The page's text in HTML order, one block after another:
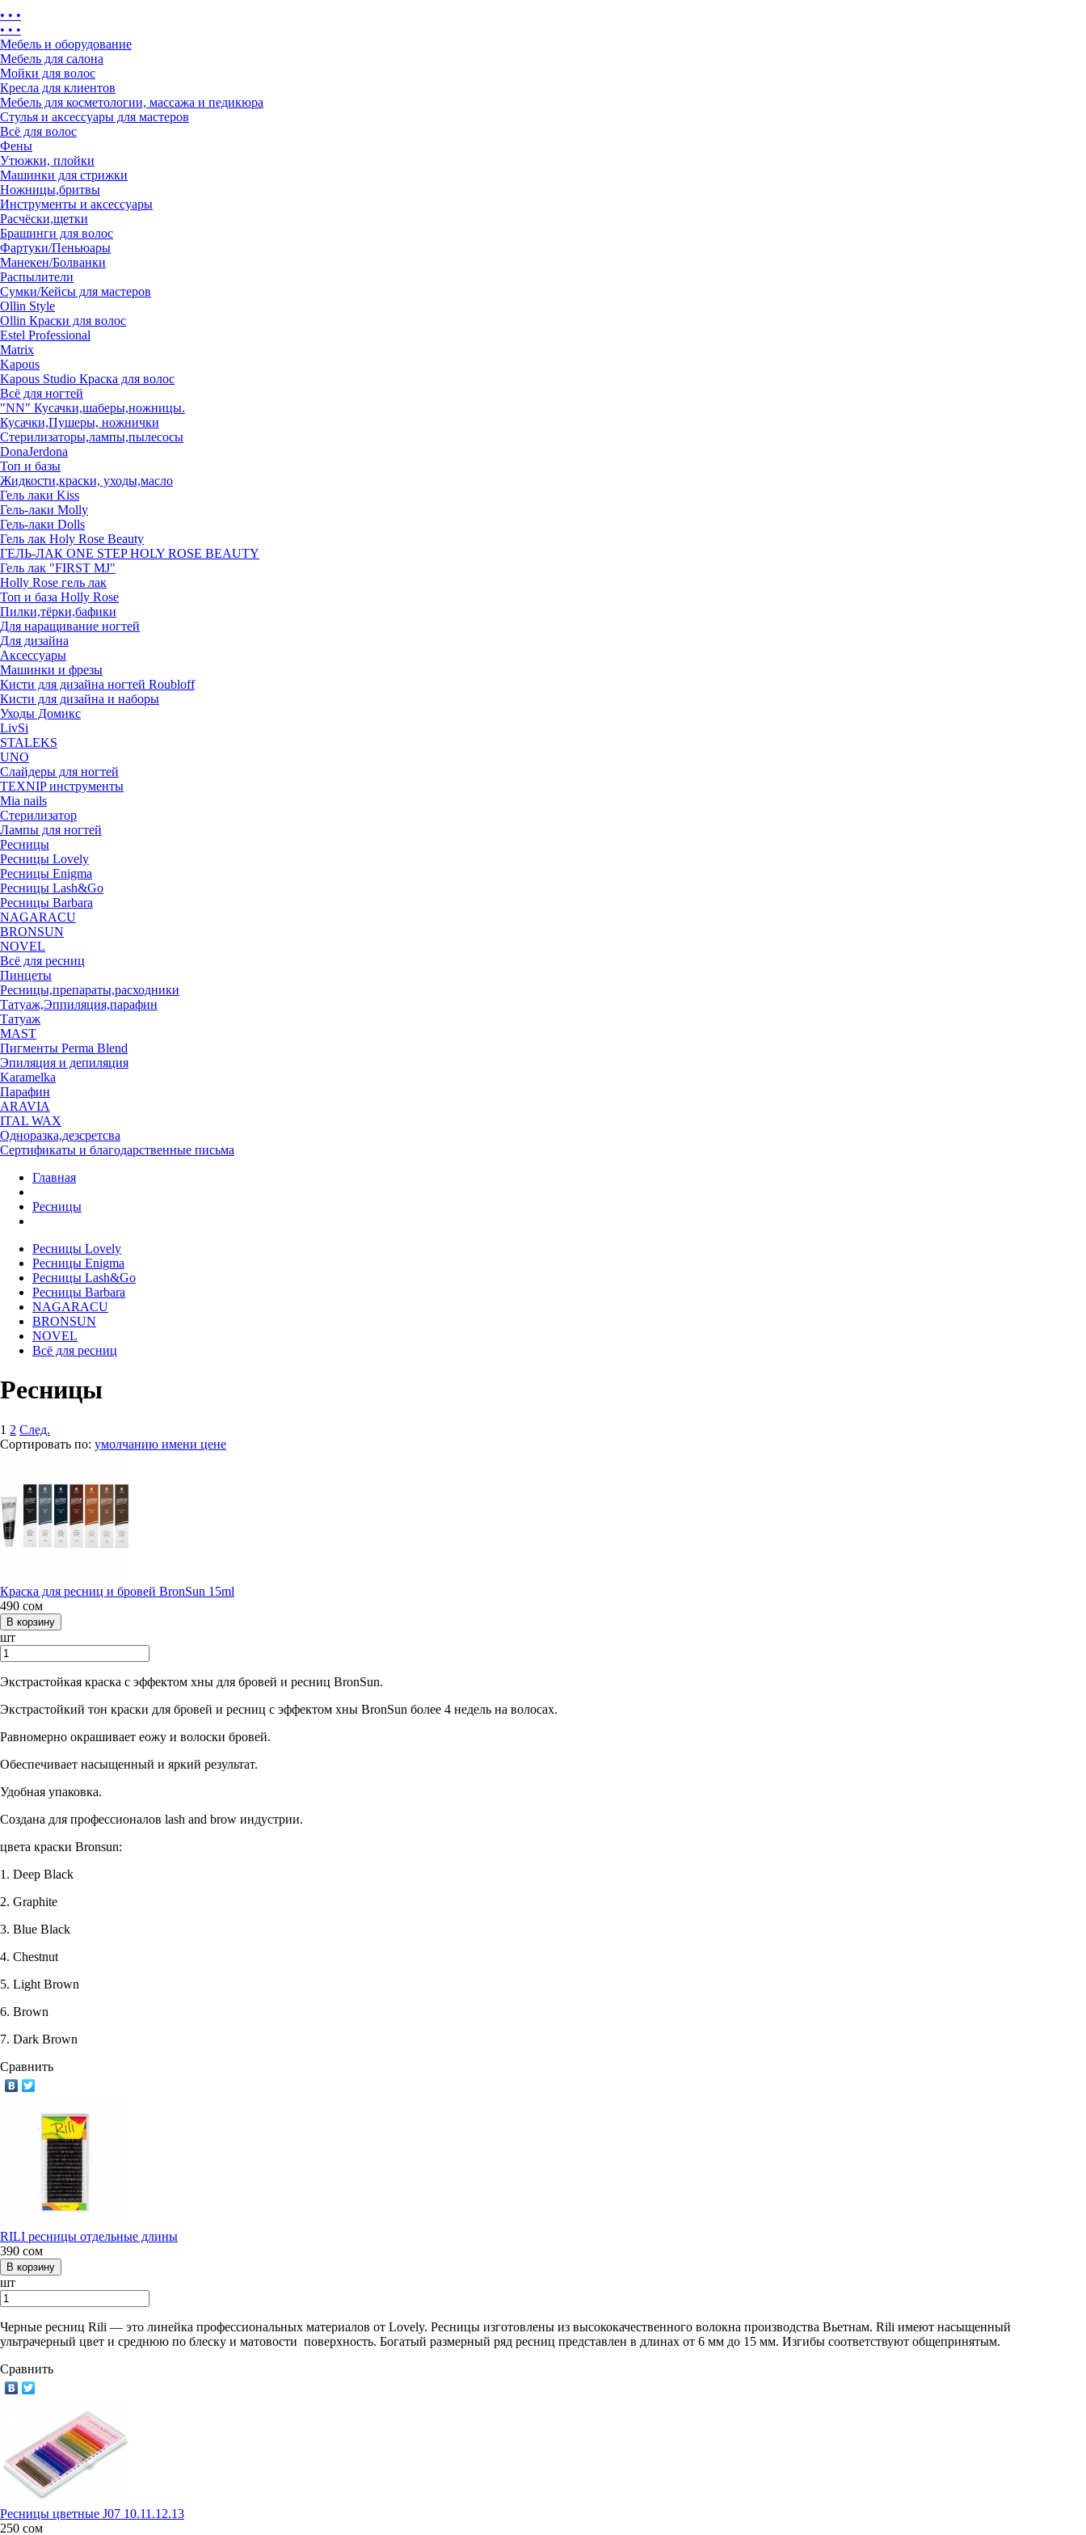
• • •
• • •
Мебель и оборудование
Мебель для салона
Мойки для волос
Кресла для клиентов
Мебель для косметологии, массажа и педикюра
Стулья и аксессуары для мастеров
Всё для волос
Фены
Утюжки, плойки
Машинки для стрижки
Ножницы,бритвы
Инструменты и аксессуары
Расчёски,щетки
Брашинги для волос
Фартуки/Пеньюары
Манекен/Болванки
Распылители
Сумки/Кейсы для мастеров
Ollin Style
Ollin Краски для волос
Estel Professional
Matrix
Kapous
Kapous Studio Краска для волос
Всё для ногтей
"NN" Кусачки,шаберы,ножницы.
Кусачки,Пушеры, ножнички
Стерилизаторы,лампы,пылесосы
DonaJerdona
Топ и базы
Жидкости,краски, уходы,масло
Гель лаки Kiss
Гель-лаки Molly
Гель-лаки Dolls
Гель лак Holy Rose Beauty
ГЕЛЬ-ЛАК ONE STEP HOLY ROSE BEAUTY
Гель лак "FIRST MJ"
Нolly Rose гель лак
Топ и база Нolly Rose
Пилки,тёрки,бафики
Для наращивание ногтей
Для дизайна
Аксессуары
Машинки и фрезы
Кисти для дизайна ногтей Roubloff
Кисти для дизайна и наборы
Уходы Домикс
LivSi
STALEKS
UNO
Слайдеры для ногтей
TEXNIP инструменты
Mia nails
Стерилизатор
Лампы для ногтей
Ресницы
Ресницы Lovely
Ресницы Enigma
Ресницы Lash&Go
Ресницы Barbara
NAGARACU
BRONSUN
NOVEL
Всё для ресниц
Пинцеты
Ресницы,препараты,расходники
Татуаж,Эппиляция,парафин
Татуаж
MAST
Пигменты Perma Blend
Эпиляция и депиляция
Karamelka
Парафин
ARAVIA
ITAL WAX
Одноразка,дезсретсва
Сертификаты и благодарственные письма
Главная
Ресницы
Ресницы Lovely
Ресницы Enigma
Ресницы Lash&Go
Ресницы Barbara
NAGARACU
BRONSUN
NOVEL
Всё для ресниц
Ресницы
1 2 След.
Сортировать по: умолчанию имени цене
Краска для ресниц и бровей BronSun 15ml
490 сом
шт
Экстрастойкая краска с эффектом хны для бровей и ресниц BronSun.
Экстрастойкий тон краски для бровей и ресниц с эффектом хны BronSun более 4 недель на волосах.
Равномерно окрашивает еожу и волоски бровей.
Обеспечивает насыщенный и яркий результат.
Удобная упаковка.
Создана для профессионалов lash and brow индустрии.
цвета краски Bronsun:
1. Deep Black
2. Graphite
3. Blue Black
4. Chestnut
5. Light Brown
6. Brown
7. Dark Brown
Сравнить
RILI ресницы отдельные длины
390 сом
шт
Черные ресниц Rili — это линейка профессиональных материалов от Lovely. Ресницы изготовлены из высококачественного волокна производства Вьетнам. Rili имеют насыщенный
ультрачерный цвет и среднюю по блеску и матовости поверхность. Богатый размерный ряд ресниц представлен в длинах от 6 мм до 15 мм. Изгибы соответствуют общепринятым.
Сравнить
Ресницы цветные J07 10.11.12.13
250 сом